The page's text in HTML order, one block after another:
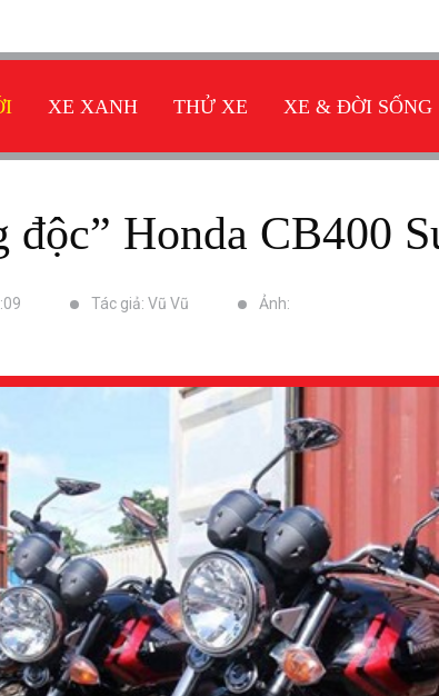
XE XANH THỬ XE XE & ĐỜI SỐNG
độc” Honda
Tác giả: Vũ Vũ Ảnh: